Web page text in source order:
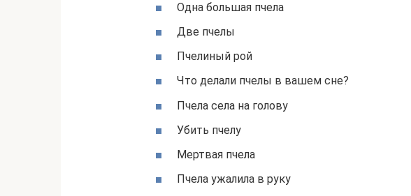
Одна большая пчела
Две пчелы
Пчелиный рой
Что делали пчелы в вашем сне?
Пчела села на голову
Убить пчелу
Мертвая пчела
Пчела ужалила в руку